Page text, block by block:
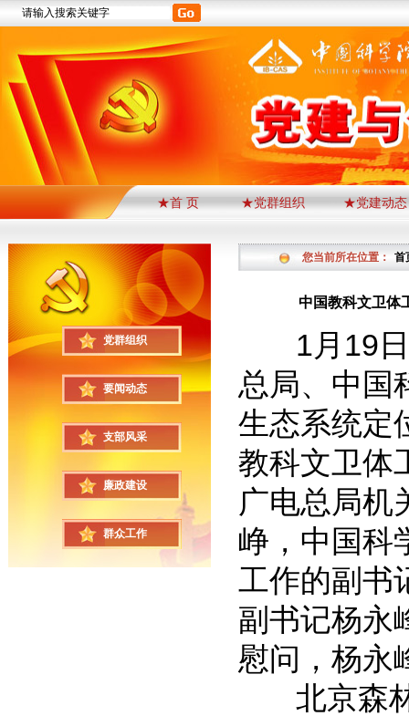
★首 页 ★党群组织 ★党建动态
党群组织
要闻动态
支部风采
廉政建设
群众工作
您当前所在位置： 首
中国教科文卫体
1月19日
总局、中国
生态系统定
教科文卫体
广电总局机
峥，中国科
工作的副书
副书记杨永
慰问，杨永
北京森林